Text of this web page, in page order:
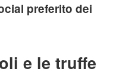
preferito dei
e le truffe